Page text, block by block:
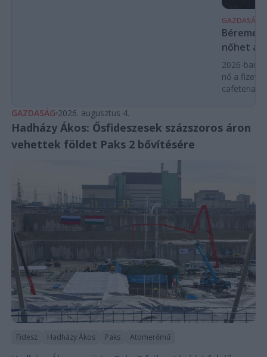
GAZDASÁG
nőhet a
2026-ban
nő a
cafeteria
GAZDASÁG 2026. augusztus 4.
Hadházy Ákos: Ősfideszesek százszoros áron
vehettek földet Paks 2 bővítésére
Fidesz Hadházy Ákos Paks Atomerőmű